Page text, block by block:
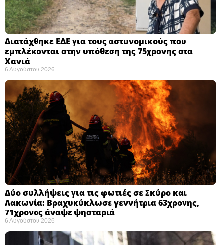
Διατάχθηκε ΕΔΕ για τους αστυνομικούς που
εμπλέκονται στην υπόθεση της 75χρονης στα
Χανιά
6 Αυγούστου 2026
Δύο συλλήψεις για τις φωτιές σε Σκύρο και
Λακωνία: Βραχυκύκλωσε γεννήτρια 63χρονης,
71χρονος άναψε ψησταριά
6 Αυγούστου 2026